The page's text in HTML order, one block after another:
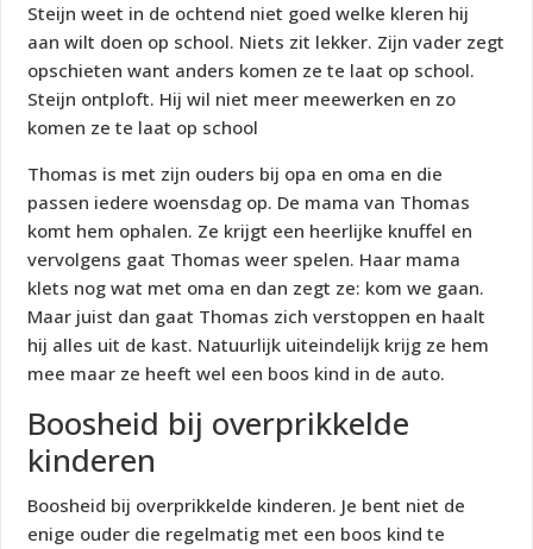
Steijn weet in de ochtend niet goed welke kleren hij
aan wilt doen op school. Niets zit lekker. Zijn vader zegt
opschieten want anders komen ze te laat op school.
Steijn ontploft. Hij wil niet meer meewerken en zo
komen ze te laat op school
Thomas is met zijn ouders bij opa en oma en die
passen iedere woensdag op. De mama van Thomas
komt hem ophalen. Ze krijgt een heerlijke knuffel en
vervolgens gaat Thomas weer spelen. Haar mama
klets nog wat met oma en dan zegt ze: kom we gaan.
Maar juist dan gaat Thomas zich verstoppen en haalt
hij alles uit de kast. Natuurlijk uiteindelijk krijg ze hem
mee maar ze heeft wel een boos kind in de auto.
Boosheid bij overprikkelde
kinderen
Boosheid bij overprikkelde kinderen. Je bent niet de
enige ouder die regelmatig met een boos kind te